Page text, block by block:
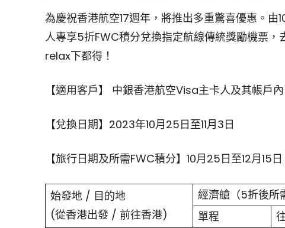
為慶祝香港航空17週年，將推出多重驚喜優惠。
人專享5折FWC積分兌換指定航線傳統獎勵機票
relax下都得！
【適用客戶】 中銀香港航空Visa主卡人及其帳戶
【兌換日期】2023年10月25日至11月3日
【旅行日期及所需FWC積分】10月25日至12月
始發地 / 目的地
(從香港出發 / 前往香港)
經濟艙（5折後所
單程